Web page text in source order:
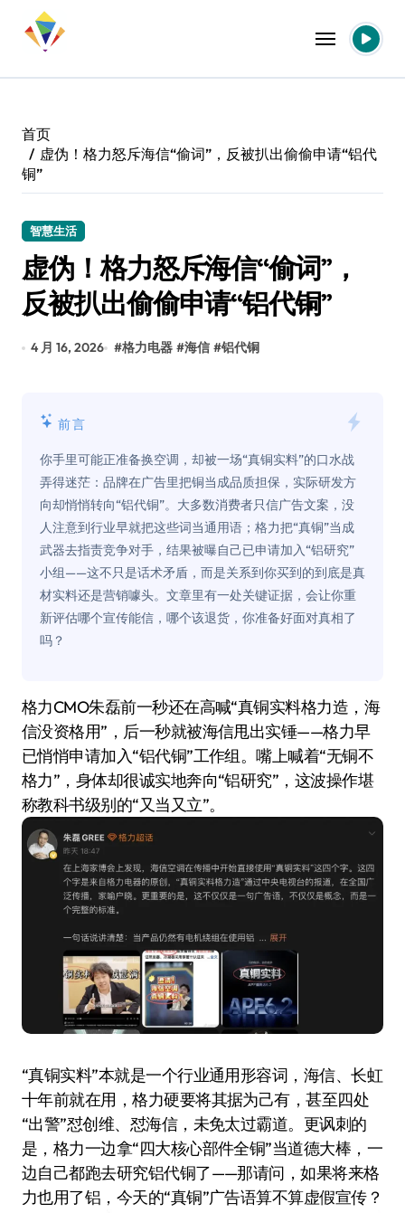
首页
虚伪！格力怒斥海信“偷词”，反被扒出偷偷申请“铝代
铜”
智慧生活
虚伪！格力怒斥海信“偷词”，
反被扒出偷偷申请“铝代铜”
4 月 16, 2026 #格力电器 #海信 #铝代铜
前言
你手里可能正准备换空调，却被一场“真铜实料”的口水战
弄得迷茫：品牌在广告里把铜当成品质担保，实际研发方
向却悄悄转向“铝代铜”。大多数消费者只信广告文案，没
人注意到行业早就把这些词当通用语；格力把“真铜”当成
武器去指责竞争对手，结果被曝自己已申请加入“铝研究”
小组——这不只是话术矛盾，而是关系到你买到的到底是真
材实料还是营销噱头。文章里有一处关键证据，会让你重
新评估哪个宣传能信，哪个该退货，你准备好面对真相了
吗？
格力CMO朱磊前一秒还在高喊“真铜实料格力造，海
信没资格用”，后一秒就被海信甩出实锤——格力早
已悄悄申请加入“铝代铜”工作组。嘴上喊着“无铜不
格力”，身体却很诚实地奔向“铝研究”，这波操作堪
称教科书级别的“又当又立”。
“真铜实料”本就是一个行业通用形容词，海信、长虹
十年前就在用，格力硬要将其据为己有，甚至四处
“出警”怼创维、怼海信，未免太过霸道。更讽刺的
是，格力一边拿“四大核心部件全铜”当道德大棒，一
边自己都跑去研究铝代铜了——那请问，如果将来格
力也用了铝，今天的“真铜”广告语算不算虚假宣传？